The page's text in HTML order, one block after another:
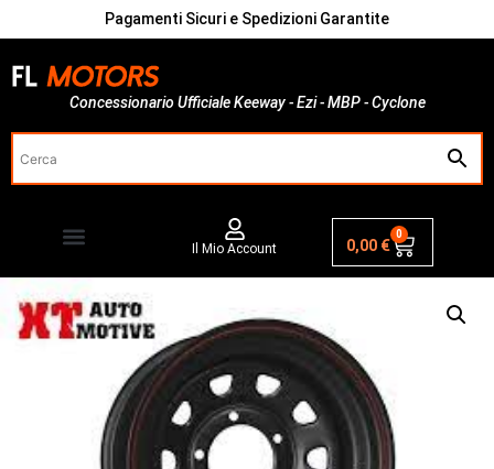
Pagamenti Sicuri e Spedizioni Garantite
Concessionario Ufficiale Keeway - Ezi - MBP - Cyclone
Il Mio Account 0,00 €
0